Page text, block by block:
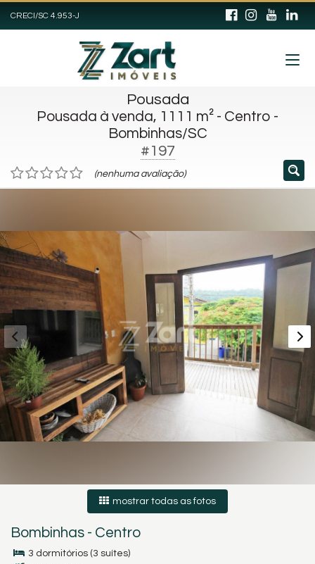
CRECI/SC 4.953-J
Pousada
Pousada à venda, 1111 m² - Centro -
Bombinhas/SC
#197
(nenhuma avaliação)
mostrar todas as fotos
Bombinhas - Centro
3 dormitórios (3 suítes)